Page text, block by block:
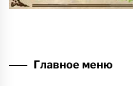
Главное меню